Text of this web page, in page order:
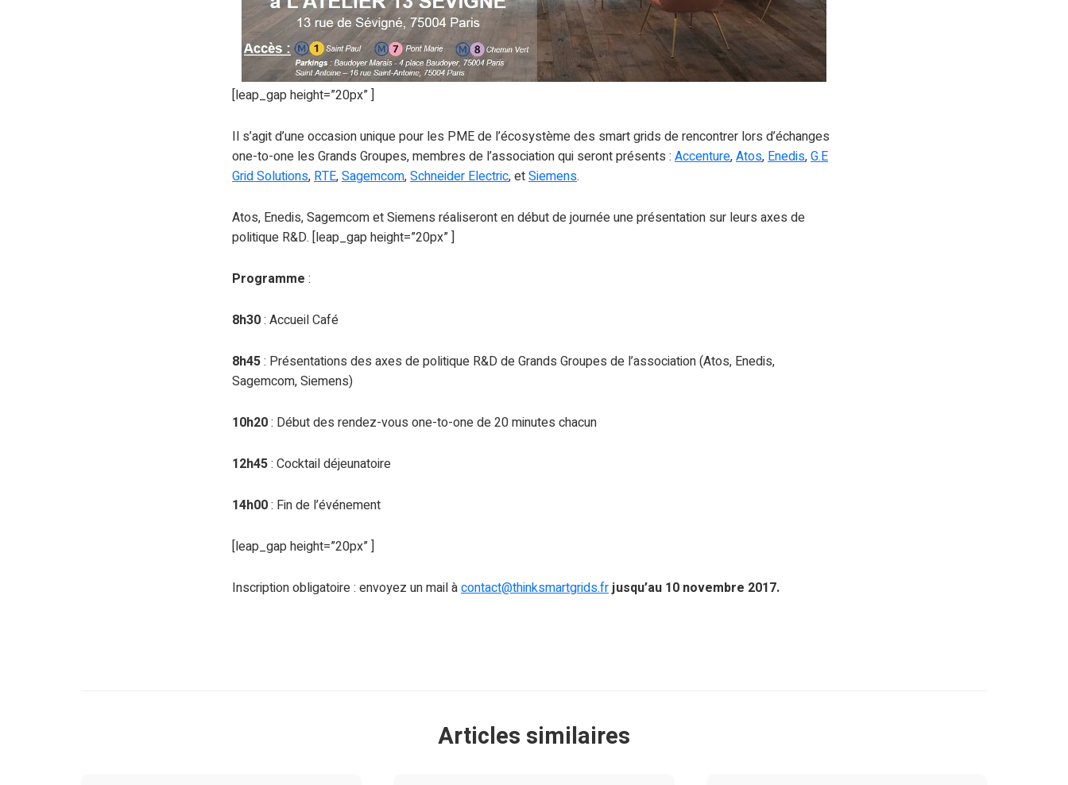
[leap_gap height=”20px” ]
Il s’agit d’une occasion unique pour les PME de l’écosystème des smart grids de rencontrer lors d’échanges
one-to-one les Grands Groupes, membres de l’association qui seront présents : Accenture,Atos,Enedis,G.E
Grid Solutions,RTE,Sagemcom,Schneider Electric, etSiemens.
Atos, Enedis, Sagemcom et Siemens réaliseront en début de journée une présentation sur leurs axes de
politique R&D. [leap_gap height=”20px” ]
Programme :
8h30: Accueil Café
8h45: Présentations des axes de politique R&D de Grands Groupes de l’association (Atos, Enedis,
Sagemcom, Siemens)
10h20: Début des rendez-vous one-to-one de 20 minutes chacun
12h45: Cocktail déjeunatoire
14h00: Fin de l’événement
[leap_gap height=”20px” ]
Inscription obligatoire : envoyez un mail àcontact@thinksmartgrids.frjusqu’au 10 novembre 2017.
Articles similaires